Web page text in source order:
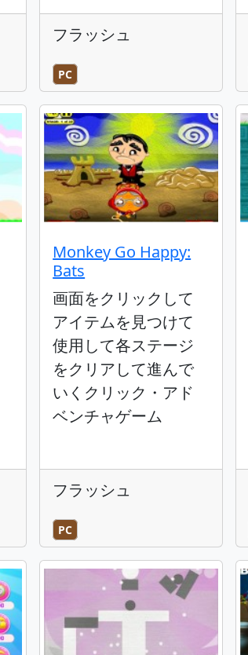
フラッシュ
PC
Monkey Go Happy:
Bats
画面をクリックして
アイテムを見つけて
使用して各ステージ
をクリアして進んで
いくクリック・アド
ベンチャゲーム
フラッシュ
PC